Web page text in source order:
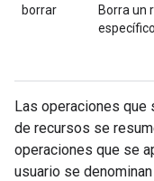
borrar
Borra un
específico.
Las operaciones
de recursos se
operaciones que se
usuario se